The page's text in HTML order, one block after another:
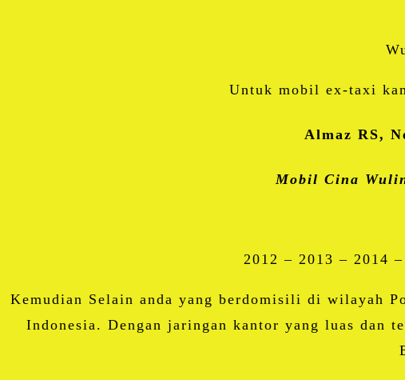
Untuk mobil ex-taxi
Almaz RS,
Mobil Cina
2012 – 2013 – 2014
Kemudian Selain anda yang berdomisili di wilayah
Indonesia. Dengan jaringan kantor yang luas dan